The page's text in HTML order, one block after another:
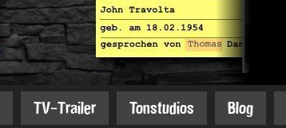
TV-Trailer Tonstudios Blog